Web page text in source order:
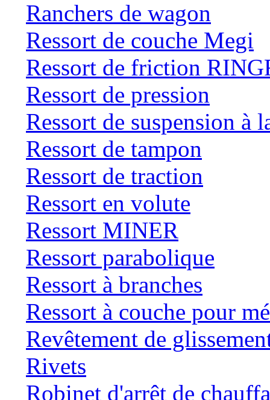
Ranchers de wagon
Ressort de couche Megi
Ressort de friction
Ressort de pression
Ressort de suspension à
Ressort de tampon
Ressort de traction
Ressort en volute
Ressort MINER
Ressort parabolique
Ressort à branches
Ressort à couche pour
Revêtement de
Rivets
Robinet d'arrêt de